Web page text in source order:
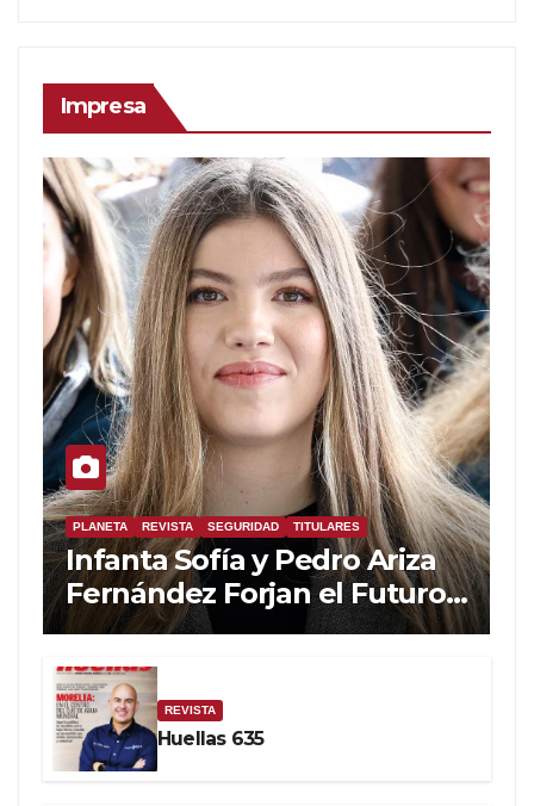
Impresa
PLANETA REVISTA SEGURIDAD TITULARES
Infanta Sofía y Pedro Ariza
Fernández Forjan el Futuro
de la Soberanía Real
REVISTA
Huellas 635